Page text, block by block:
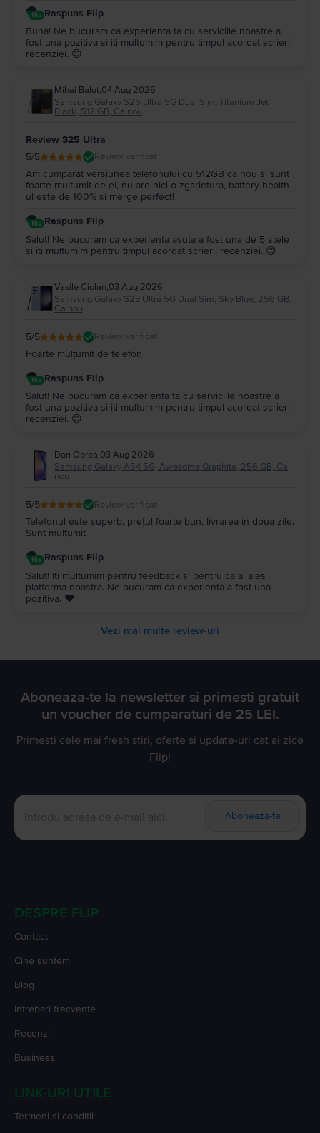
Raspuns Flip
Buna! Ne bucuram ca experienta ta cu serviciile noastre a
fost una pozitiva si iti multumim pentru timpul acordat scrierii
recenziei. 😊
Mihai Balut,04 Aug 2026
Samsung Galaxy S25 Ultra 5G Dual Sim, Titanium Jet
Black, 512 GB, Ca nou
Review S25 Ultra
5/5 Review verificat
Am cumparat versiunea telefonului cu 512GB ca nou si sunt
foarte multumit de el, nu are nici o zgarietura, battery health
ul este de 100% si merge perfect!
Raspuns Flip
Salut! Ne bucuram ca experienta avuta a fost una de 5 stele
si iti multumim pentru timpul acordat scrierii recenziei. 😊
Vasile Ciolan,03 Aug 2026
Samsung Galaxy S23 Ultra 5G Dual Sim, Sky Blue, 256 GB,
Ca nou
5/5 Review verificat
Foarte mulțumit de telefon
Raspuns Flip
Salut! Ne bucuram ca experienta ta cu serviciile noastre a
fost una pozitiva si iti multumim pentru timpul acordat scrierii
recenziei. 😊
Dan Oprea,03 Aug 2026
Samsung Galaxy A54 5G, Awesome Graphite, 256 GB, Ca
nou
5/5 Review verificat
Telefonul este superb, prețul foarte bun, livrarea in doua zile.
Sunt mulțumit
Raspuns Flip
Salut! Iti multumim pentru feedback si pentru ca ai ales
platforma noastra. Ne bucuram ca experienta a fost una
pozitiva. ❤️
Vezi mai multe review-uri
Aboneaza-te la newsletter si primesti gratuit
un voucher de cumparaturi de 25 LEI.
Primesti cele mai fresh stiri, oferte si update-uri cat ai zice
Flip!
Aboneaza-te
DESPRE FLIP
Contact
Cine suntem
Blog
Intrebari frecvente
Recenzii
Business
LINK-URI UTILE
Termeni si conditii